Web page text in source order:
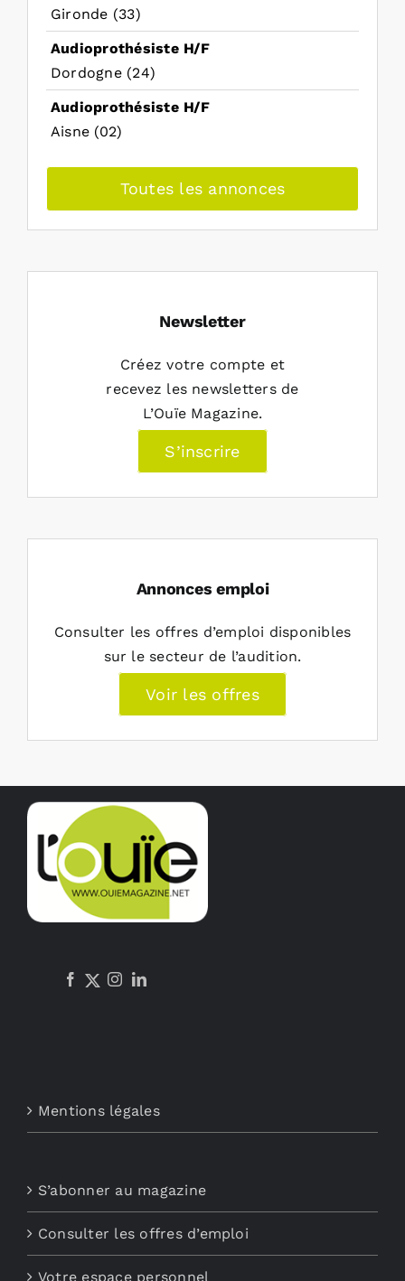
Gironde (33)
Audioprothésiste H/F
Dordogne (24)
Audioprothésiste H/F
Aisne (02)
Toutes les annonces
Newsletter
Créez votre compte et
recevez les newsletters de
L’Ouïe Magazine.
S’inscrire
Annonces emploi
Consulter les offres d’emploi disponibles
sur le secteur de l’audition.
Voir les offres
Mentions légales
S’abonner au magazine
Consulter les offres d’emploi
Votre espace personnel